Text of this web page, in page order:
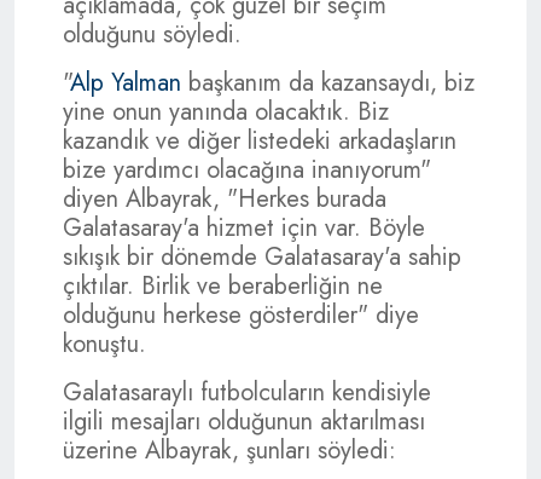
olduğunu söyledi.
"Alp Yalman başkanım da kazansaydı, biz
yine onun yanında olacaktık. Biz
kazandık ve diğer listedeki arkadaşların
bize yardımcı olacağına inanıyorum"
diyen Albayrak, "Herkes burada
Galatasaray'a hizmet için var. Böyle
sıkışık bir dönemde Galatasaray'a sahip
çıktılar. Birlik ve beraberliğin ne
olduğunu herkese gösterdiler" diye
konuştu.
Galatasaraylı futbolcuların kendisiyle
ilgili mesajları olduğunun aktarılması
üzerine Albayrak, şunları söyledi: